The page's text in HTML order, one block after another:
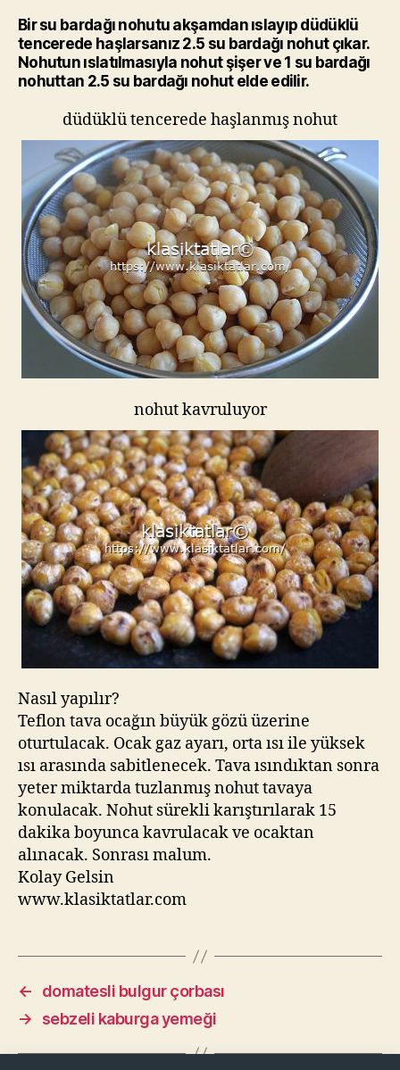
Bir su bardağı nohutu akşamdan ıslayıp düdüklü
tencerede haşlarsanız 2.5 su bardağı nohut çıkar.
Nohutun ıslatılmasıyla nohut şişer ve 1 su bardağı
nohuttan 2.5 su bardağı nohut elde edilir.
düdüklü tencerede haşlanmış nohut
nohut kavruluyor
Nasıl yapılır?
Teflon tava ocağın büyük gözü üzerine
oturtulacak. Ocak gaz ayarı, orta ısı ile yüksek
ısı arasında sabitlenecek. Tava ısındıktan sonra
yeter miktarda tuzlanmış nohut tavaya
konulacak. Nohut sürekli karıştırılarak 15
dakika boyunca kavrulacak ve ocaktan
alınacak. Sonrası malum.
Kolay Gelsin
www.klasiktatlar.com
←
domatesli bulgur çorbası
→
sebzeli kaburga yemeği